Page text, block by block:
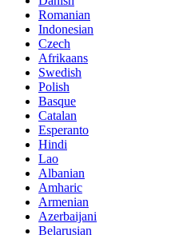
Romanian
Indonesian
Czech
Afrikaans
Swedish
Polish
Basque
Catalan
Esperanto
Hindi
Lao
Albanian
Amharic
Armenian
Azerbaijani
Belarusian